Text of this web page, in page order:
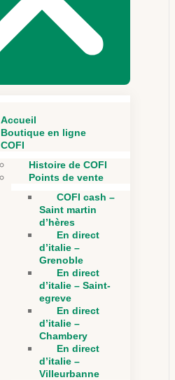
Accueil
Boutique en ligne
COFI
Histoire de COFI
Points de vente
COFI cash –
Saint martin
d’hères
En direct
d’italie –
Grenoble
En direct
d’italie – Saint-
egreve
En direct
d’italie –
Chambery
En direct
d’italie –
Villeurbanne